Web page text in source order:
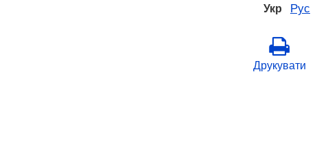
Укр Рус
Друкувати